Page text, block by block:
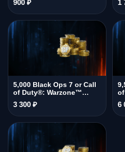
900 ₽ 1
5,000 Black Ops 7 or Call
of Duty®: Warzone™
Points
3 300 ₽ 6